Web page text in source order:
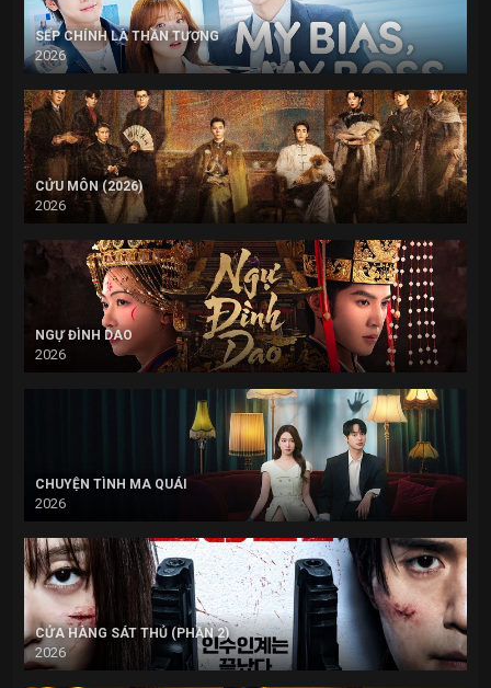
SẾP CHÍNH LÀ THẦN TƯỢNG
2026
CỬU MÔN (2026)
2026
NGỰ ĐÌNH DAO
2026
CHUYỆN TÌNH MA QUÁI
2026
CỬA HÀNG SÁT THỦ (PHẦN 2)
2026